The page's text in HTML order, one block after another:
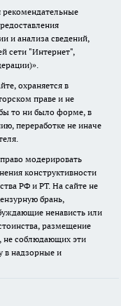
и анализа сведений,
сети "Интернет",
охраняется в
праве и не
то ни было форме, в
переработке не иначе
модерировать
конструктивности
РФ и РТ. На сайте не
брань,
ненависть или
размещение
не соблюдающих эти
в надзорные и